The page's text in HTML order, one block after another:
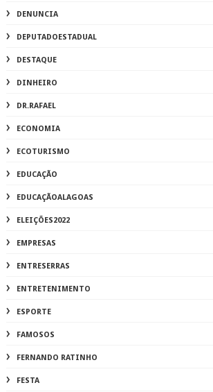
DENUNCIA
DEPUTADOESTADUAL
DESTAQUE
DINHEIRO
DR.RAFAEL
ECONOMIA
ECOTURISMO
EDUCAÇÃO
EDUCAÇÃOALAGOAS
ELEIÇÕES2022
EMPRESAS
ENTRESERRAS
ENTRETENIMENTO
ESPORTE
FAMOSOS
FERNANDO RATINHO
FESTA